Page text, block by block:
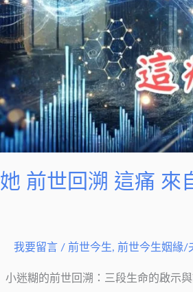
她 前世回溯 這痛 來
我要留言 / 前世今生, 前世今生姻緣/
小迷糊的前世回溯：三段生命的啟示
天
提